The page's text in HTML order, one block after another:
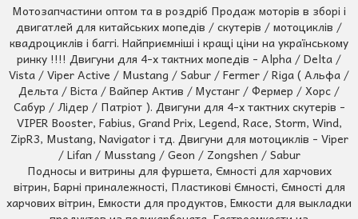
Мотозапчастини оптом та в роздріб Продаж моторів в зборі і
двигатлей для китайських мопедів / скутерів / мотоциклів /
квадроциклів і баггі. Найприємніші і кращі ціни на українському
ринку !!!! Двигуни для 4-х тактних мопедів - Alpha / Delta /
Vista / Viper Active / Mustang / Sabur / Fermer / Riga ( Альфа /
Дельта / Віста / Вайпер Актив / Мустанг / Фермер / Хорс /
Сабур / Лідер / Патріот ). Двигуни для 4-х тактних скутерів -
VIPER Booster, Fabius, Grand Prix, Legend, Race, Storm, Wind,
ZipR3, Mustang, Navigator і тд. Двигуни для мотоциклів - Viper
/ Lifan / Musstang / Geon / Zongshen / Sabur
Подносы и витрины для фуршета, Ємності для харчових
вітрин, Барні приналежності, Пластикові Ємності, Ємності для
харчових вітрин, Емкости для продуктов, Емкости для выкладки